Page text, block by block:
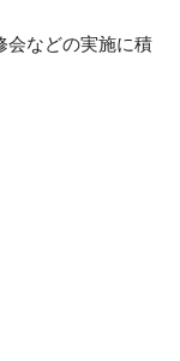
会などの実施に積